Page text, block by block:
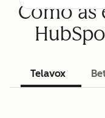
Como as
Telavox